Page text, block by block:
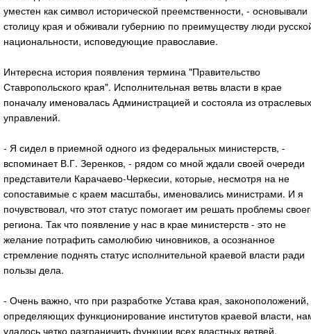
уместен как символ исторической преемственности, - основывали
столицу края и обживали губернию по преимуществу люди
национальности, исповедующие православие.
Интересна история появления термина "Правительство
Ставропольского края". Исполнительная ветвь власти в крае
поначалу именовалась Администрацией и состояла из отраслевых
управлений.
- Я сидел в приемной одного из федеральных министерств, -
вспоминает В.Г. Зеренков, - рядом со мной ждали своей очереди
представители Карачаево-Черкесии, которые, несмотря на не
сопоставимые с краем масштабы, именовались министрами. И я
почувствовал, что этот статус помогает им решать проблемы
региона. Так что появление у нас в крае министерств - это не
желание потрафить самолюбию чиновников, а осознанное
стремление поднять статус исполнительной краевой власти ради
пользы дела.
- Очень важно, что при разработке Устава края, законоположений,
определяющих функционирование институтов краевой власти,
удалось четко разграничить функции всех властных ветвей,